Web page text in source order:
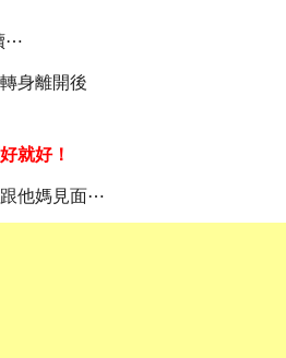
⋯
身離開後
就好！
他媽見面⋯